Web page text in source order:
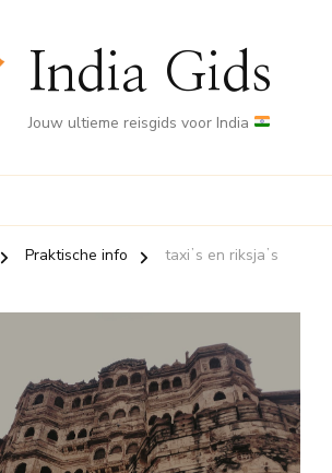
India Gids
Jouw ultieme reisgids voor India
Praktische info taxiʼs en riksjaʼs